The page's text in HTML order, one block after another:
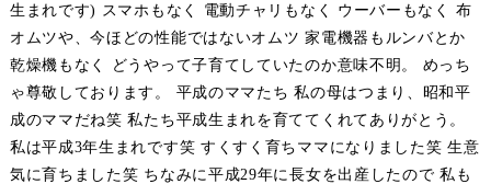
生まれです) スマホもなく 電動チャリもなく ウーバーもなく 布
オムツや、今ほどの性能ではないオムツ 家電機器もルンバとか
乾燥機もなく どうやって子育てしていたのか意味不明。 めっち
ゃ尊敬しております。 平成のママたち 私の母はつまり、昭和平
成のママだね笑 私たち平成生まれを育ててくれてありがとう。
私は平成3年生まれです笑 すくすく育ちママになりました笑 生意
気に育ちました笑 ちなみに平成29年に長女を出産したので 私も